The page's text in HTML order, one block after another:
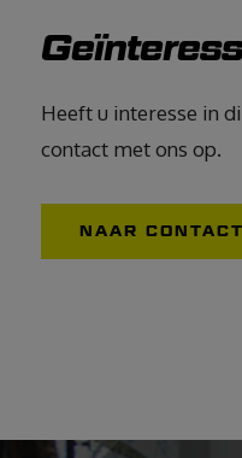
Heeft u interesse in
contact met ons op.
NAAR CONTACT